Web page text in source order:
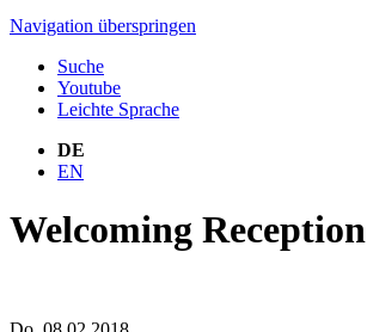
Navigation überspringen
Suche
Youtube
Leichte Sprache
DE
EN
Welcoming Reception